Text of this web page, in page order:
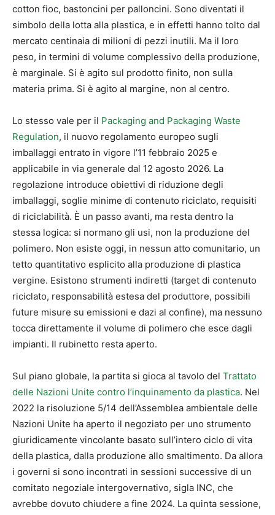
cotton fioc, bastoncini per palloncini. Sono diventati il
simbolo della lotta alla plastica, e in effetti hanno tolto dal
mercato centinaia di milioni di pezzi inutili. Ma il loro
peso, in termini di volume complessivo della produzione,
è marginale. Si è agito sul prodotto finito, non sulla
materia prima. Si è agito al margine, non al centro.
Lo stesso vale per il Packaging and Packaging Waste
Regulation, il nuovo regolamento europeo sugli
imballaggi entrato in vigore l’11 febbraio 2025 e
applicabile in via generale dal 12 agosto 2026. La
regolazione introduce obiettivi di riduzione degli
imballaggi, soglie minime di contenuto riciclato, requisiti
di riciclabilità. È un passo avanti, ma resta dentro la
stessa logica: si normano gli usi, non la produzione del
polimero. Non esiste oggi, in nessun atto comunitario, un
tetto quantitativo esplicito alla produzione di plastica
vergine. Esistono strumenti indiretti (target di contenuto
riciclato, responsabilità estesa del produttore, possibili
future misure su emissioni e dazi al confine), ma nessuno
tocca direttamente il volume di polimero che esce dagli
impianti. Il rubinetto resta aperto.
Sul piano globale, la partita si gioca al tavolo del Trattato
delle Nazioni Unite contro l’inquinamento da plastica. Nel
2022 la risoluzione 5/14 dell’Assemblea ambientale delle
Nazioni Unite ha aperto il negoziato per uno strumento
giuridicamente vincolante basato sull’intero ciclo di vita
della plastica, dalla produzione allo smaltimento. Da allora
i governi si sono incontrati in sessioni successive di un
comitato negoziale intergovernativo, sigla INC, che
avrebbe dovuto chiudere a fine 2024. La quinta sessione,